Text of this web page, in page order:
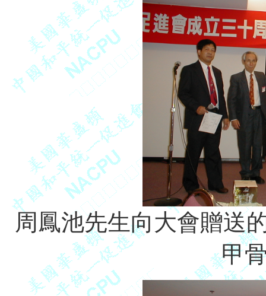
周鳳池先生向大會贈送
甲